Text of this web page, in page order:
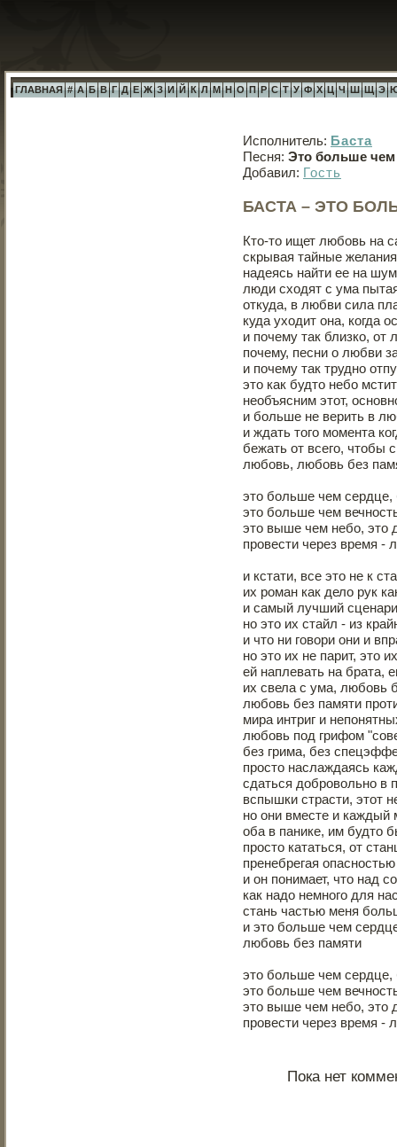
ГЛАВНАЯ # А Б В Г Д Е Ж З И Й К Л М Н О П Р С Т У Ф Х Ц Ч Ш Щ Э
Исполнитель: Баста
Песня: Это больше чем
Добавил: Гость
БАСТА – ЭТО
Кто-то ищет любовь на
скрывая тайные
надеясь найти ее на
люди сходят с ума
откуда, в любви сила
куда уходит она, когда
и почему так близко, от
почему, песни о любви
и почему так трудно
это как будто небо мстит
необъясним этот,
и больше не верить в
и ждать того момента
бежать от всего, чтобы
любовь, любовь без
это больше чем
это больше чем
это выше чем небо, это
провести через время -
и кстати, все это не к
их роман как дело рук
и самый лучший
но это их стайл - из
и что ни говори они и
но это их не парит, это
ей наплевать на брата,
их свела с ума, любовь
любовь без памяти
мира интриг и
любовь под грифом
без грима, без
просто наслаждаясь
сдаться добровольно в
вспышки страсти, этот
но они вместе и каждый
оба в панике, им будто
просто кататься, от
пренебрегая
и он понимает, что над
как надо немного для
стань частью меня
и это больше чем
любовь без памяти
это больше чем
это больше чем
это выше чем небо, это
провести через время
Пока нет